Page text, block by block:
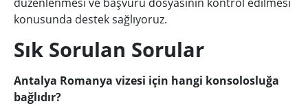
konusunda destek sağlıyoruz.
Sık Sorulan Sorular
Antalya Romanya vizesi için hangi konsolosluğa
bağlıdır?